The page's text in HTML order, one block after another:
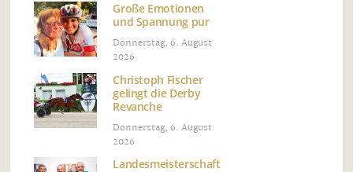
Große Emotionen
und Spannung pur
Donnerstag, 6. August
2026
Christoph Fischer
gelingt die Derby
Revanche
Donnerstag, 6. August
2026
Landesmeisterschaft